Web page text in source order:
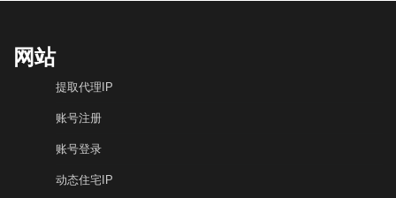
网站
提取代理IP
账号注册
账号登录
动态住宅IP